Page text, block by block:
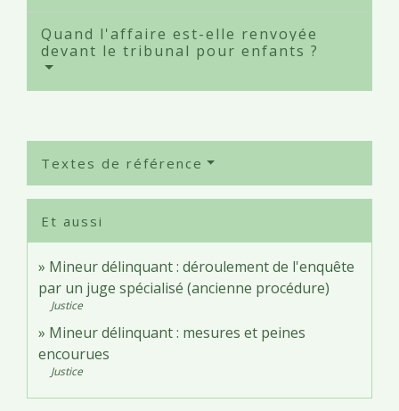
Quand l'affaire est-elle renvoyée
devant le tribunal pour enfants ?
Textes de référence
Et aussi
Mineur délinquant : déroulement de l'enquête
par un juge spécialisé (ancienne procédure)
Justice
Mineur délinquant : mesures et peines
encourues
Justice